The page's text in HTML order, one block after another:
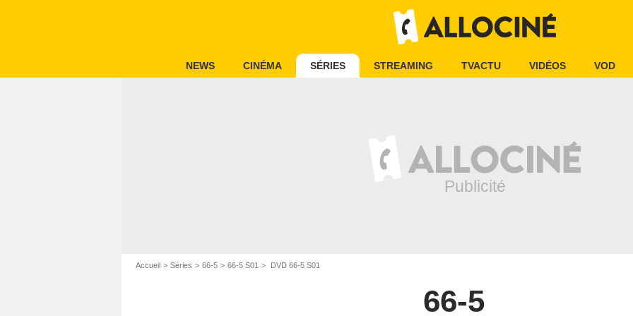
NEWS CINÉMA SÉRIES STREAMING TVACTU VIDÉOS VOD
Accueil Séries 66-5 66-5 S01 DVD 66-5 S01
66-5